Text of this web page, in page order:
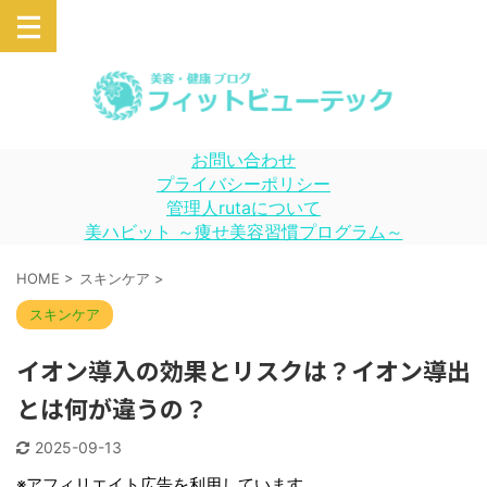
お問い合わせ
プライバシーポリシー
管理人rutaについて
美ハビット ～痩せ美容習慣プログラム～
HOME > スキンケア >
スキンケア
イオン導入の効果とリスクは？イオン導出
とは何が違うの？
2025-09-13